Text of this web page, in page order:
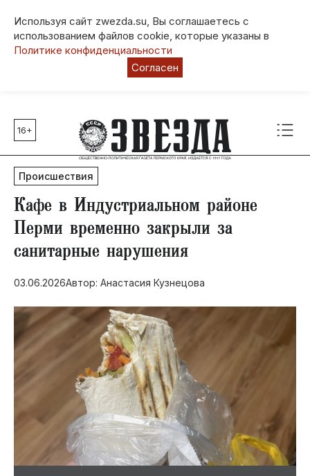
Используя сайт zwezda.su, Вы соглашаетесь с
использованием файлов cookie, которые указаны в
Политике конфиденциальности
Согласен
Главные темы
80 лет Победы
Молодежная столица РФ
СВО
Выборы в Пермском крае
Социальная поддержка
Инфраструктура
Благоустройство
16+
Происшествия
​Кафе в Индустриальном районе
Перми временно закрыли за
санитарные нарушения
03.06.2026Автор: Анастасия Кузнецова